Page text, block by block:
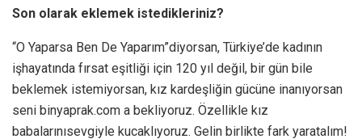
Son olarak eklemek istedikleriniz?
“O Yaparsa Ben De Yaparım”diyorsan, Türkiye’de kadının
işhayatında fırsat eşitliği için 120 yıl değil, bir gün bile
beklemek istemiyorsan, kız kardeşliğin gücüne inanıyorsan
seni binyaprak.com a bekliyoruz. Özellikle kız
babalarınısevgiyle kucaklıyoruz. Gelin birlikte fark yaratalım!